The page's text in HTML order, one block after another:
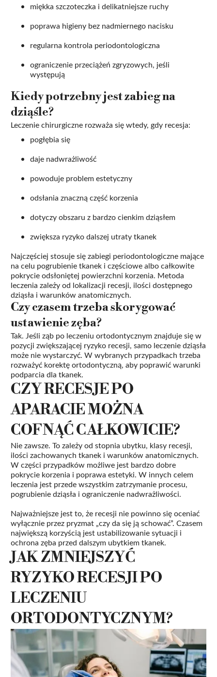
miękka szczoteczka i delikatniejsze ruchy
poprawa higieny bez nadmiernego nacisku
regularna kontrola periodontologiczna
ograniczenie przeciążeń zgryzowych, jeśli
występują
Kiedy potrzebny jest zabieg na
dziąśle?
Leczenie chirurgiczne rozważa się wtedy, gdy recesja:
pogłębia się
daje nadwrażliwość
powoduje problem estetyczny
odsłania znaczną część korzenia
dotyczy obszaru z bardzo cienkim dziąsłem
zwiększa ryzyko dalszej utraty tkanek
Najczęściej stosuje się zabiegi periodontologiczne mające
na celu pogrubienie tkanek i częściowe albo całkowite
pokrycie odsłoniętej powierzchni korzenia. Metoda
leczenia zależy od lokalizacji recesji, ilości dostępnego
dziąsła i warunków anatomicznych.
Czy czasem trzeba skorygować
ustawienie zęba?
Tak. Jeśli ząb po leczeniu ortodontycznym znajduje się w
pozycji zwiększającej ryzyko recesji, samo leczenie dziąsła
może nie wystarczyć. W wybranych przypadkach trzeba
rozważyć korektę ortodontyczną, aby poprawić warunki
podparcia dla tkanek.
CZY RECESJE PO
APARACIE MOŻNA
COFNĄĆ CAŁKOWICIE?
Nie zawsze. To zależy od stopnia ubytku, klasy recesji,
ilości zachowanych tkanek i warunków anatomicznych.
W części przypadków możliwe jest bardzo dobre
pokrycie korzenia i poprawa estetyki. W innych celem
leczenia jest przede wszystkim zatrzymanie procesu,
pogrubienie dziąsła i ograniczenie nadwrażliwości.
Najważniejsze jest to, że recesji nie powinno się oceniać
wyłącznie przez pryzmat „czy da się ją schować”. Czasem
największą korzyścią jest ustabilizowanie sytuacji i
ochrona zęba przed dalszym ubytkiem tkanek.
JAK ZMNIEJSZYĆ
RYZYKO RECESJI PO
LECZENIU
ORTODONTYCZNYM?